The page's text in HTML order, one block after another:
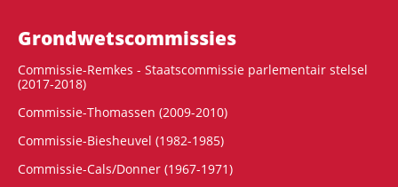
Grondwets­commissies
Commissie-Remkes - Staatscommissie parlementair stelsel
(2017-2018)
Commissie-Thomassen (2009-2010)
Commissie-Biesheuvel (1982-1985)
Commissie-Cals/Donner (1967-1971)